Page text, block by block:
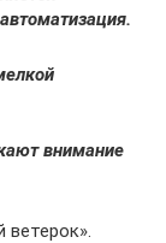
внимание